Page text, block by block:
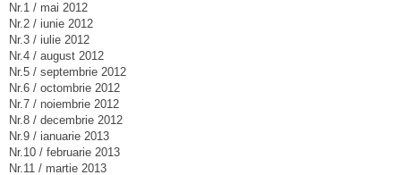
Nr.1 / mai 2012
Nr.2 / iunie 2012
Nr.3 / iulie 2012
Nr.4 / august 2012
Nr.5 / septembrie 2012
Nr.6 / octombrie 2012
Nr.7 / noiembrie 2012
Nr.8 / decembrie 2012
Nr.9 / ianuarie 2013
Nr.10 / februarie 2013
Nr.11 / martie 2013